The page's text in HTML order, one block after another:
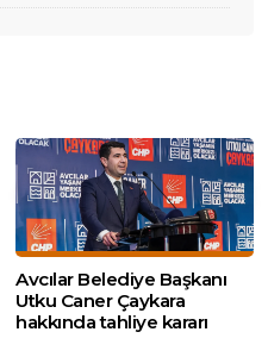
Avcılar Belediye Başkanı
Utku Caner Çaykara
hakkında tahliye kararı